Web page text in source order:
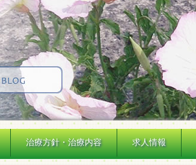
治療方針・治療内容 求人情報